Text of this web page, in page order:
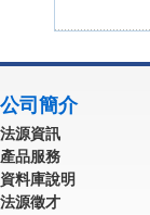
公司簡介
法源資訊
產品服務
資料庫說明
法源徵才